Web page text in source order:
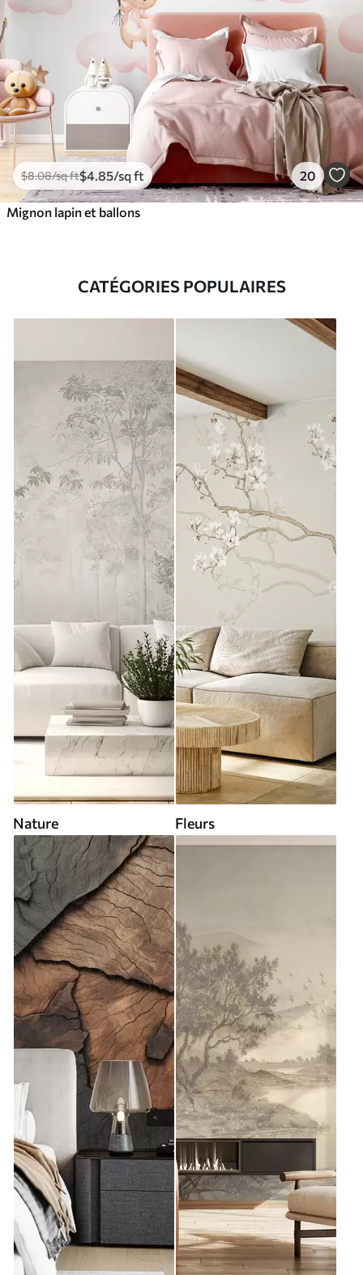
$8.08/sq ft$4 .85/sq ft 20
Mignon lapin et ballons
CATÉGORIES POPULAIRES
Nature Fleurs